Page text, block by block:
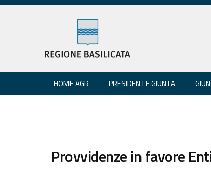
HOME AGR PRESIDENTE GIUNTA
Provvidenze in favore